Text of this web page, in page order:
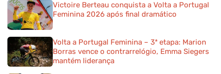
Victoire Berteau conquista a Volta a Portugal
Feminina 2026 após final dramático
Volta a Portugal Feminina – 3ª etapa: Marion
Borras vence o contrarrelógio, Emma Siegers
mantém liderança